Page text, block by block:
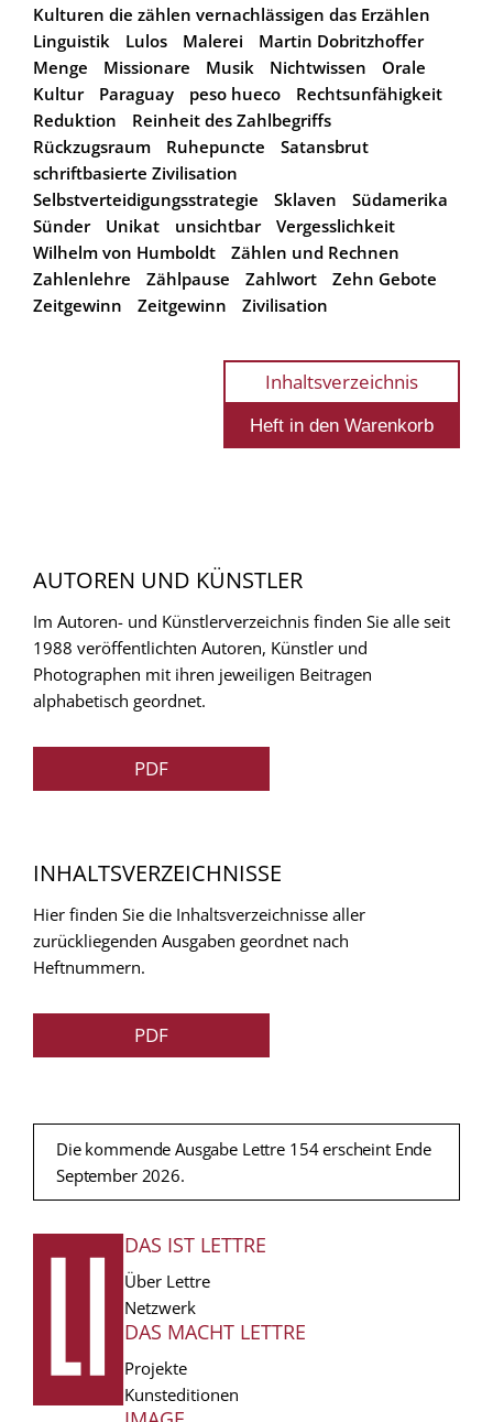
Kulturen die zählen vernachlässigen das Erzählen
Linguistik
Lulos Malerei
Martin Dobritzhoffer
Menge
Missionare Musik Nichtwissen
Orale
Kultur
Paraguay peso hueco
Rechtsunfähigkeit
Reduktion
Reinheit des Zahlbegriffs
Rückzugsraum
Ruhepuncte
Satansbrut
schriftbasierte Zivilisation
Selbstverteidigungsstrategie
Sklaven
Südamerika
Sünder
Unikat unsichtbar
Vergesslichkeit
Wilhelm von Humboldt
Zählen und Rechnen
Zahlenlehre
Zählpause Zahlwort
Zehn Gebote
Zeitgewinn
Zeitgewinn Zivilisation
Inhaltsverzeichnis
AUTOREN UND KÜNSTLER
Im Autoren- und Künstlerverzeichnis finden Sie alle seit
1988 veröffentlichten Autoren, Künstler und
Photographen mit ihren jeweiligen Beitragen
alphabetisch geordnet.
PDF
INHALTSVERZEICHNISSE
Hier finden Sie die Inhaltsverzeichnisse aller
zurückliegenden Ausgaben geordnet nach
Heftnummern.
PDF
Die kommende Ausgabe Lettre 154 erscheint Ende
September 2026.
FUSSZEILE
DAS IST LETTRE
Über Lettre
Netzwerk
DAS MACHT LETTRE
Projekte
Kunsteditionen